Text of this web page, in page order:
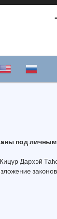
под
Дархэй